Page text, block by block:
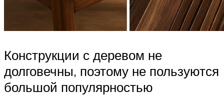
Конструкции с деревом не
долговечны, поэтому не пользуются
большой популярностью